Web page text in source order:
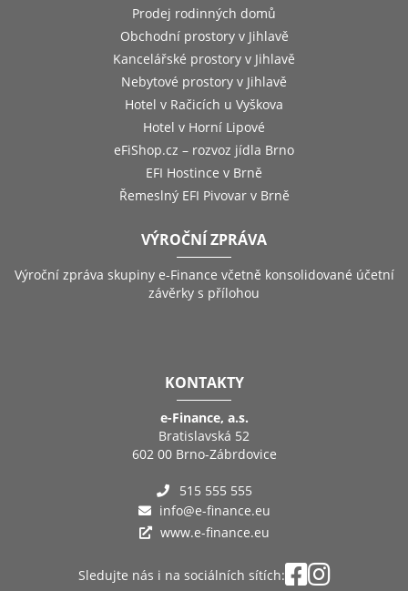
Prodej rodinných domů
Obchodní prostory v Jihlavě
Kancelářské prostory v Jihlavě
Nebytové prostory v Jihlavě
Hotel v Račicích u Vyškova
Hotel v Horní Lipové
eFiShop.cz – rozvoz jídla Brno
EFI Hostince v Brně
Řemeslný EFI Pivovar v Brně
VÝROČNÍ ZPRÁVA
Výroční zpráva skupiny e-Finance včetně konsolidované účetní
závěrky s přílohou
KONTAKTY
e-Finance, a.s.
Bratislavská 52
602 00 Brno-Zábrdovice
515 555 555
info@e-finance.eu
www.e-finance.eu
Sledujte nás i na sociálních sítích: